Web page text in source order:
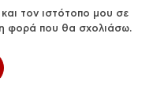
τον ιστότοπο μου σε
φορά που θα σχολιάσω.